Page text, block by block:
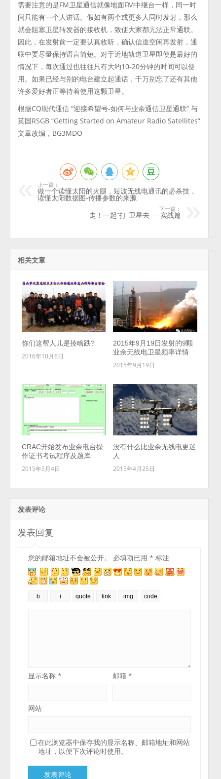
需要注意的是FM卫星通信就像地面FM中继台一样，同一时
间只能有一个人讲话。假如有两个或更多人同时发射，那么
就会阻塞卫星转发器的接收机，致使大家都无法正常通联。
因此，在发射前一定要认真收听，确认信道空闲再发射，通
联中要尽量保持语言简短。对于近地轨道卫星即便是最好的
情况下，每次通过也往往只有大约10-20分钟的时间可以使
用。如果已经与别的电台建立起通话，千万别忘了还有其他
许多爱好者正等待着使用这颗卫星。
根据CQ现代通信 “迎接希望号-如何与业余通信卫星通联” 与
英国RSGB “Getting Started on Amateur Radio Satellites”
文章改编，BG3MDO
上一篇：
做一个读懂太阳的火腿，短波无线电通讯的必杀技，
读懂太阳数据图-传播参数的来源
下一篇：
走！一起“打”卫星去 — 实战篇
相关文章
你们这帮人儿是揍啥跌?
2016年10月6日
2015年9月19日发射的9颗
业余无线电卫星频率详情
2015年9月19日
CRAC开始发布业余电台操
作证书考试程序及题库
2015年5月4日
没有什么比业余无线电更迷
人
2015年4月25日
发表评论
发表回复
您的邮箱地址不会被公开。 必填项已用* 标注
显示名称* 邮箱*
网站
在此浏览器中保存我的显示名称、邮箱地址和网站
地址，以便下次评论时使用。